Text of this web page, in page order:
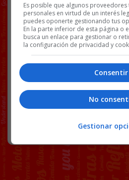
Facebook
Twitter
ATENCIÓN AL CLIENTE OBJETOS
81
16 MAYO, 2026
Es posible que algunos
personales en virtud de un interés
puedes oponerte gestionando tus
En la parte inferior de esta página o
busca un enlace para gestionar o
la configuración de privacidad y
Consentir
No
Gestionar